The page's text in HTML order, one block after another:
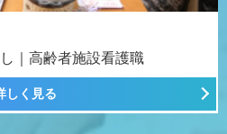
｜高齢者施設看護職
しく見る